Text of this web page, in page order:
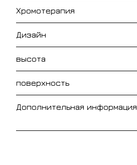
Хромотерапия
Дизайн
высота
поверхность
Дополнительная информация